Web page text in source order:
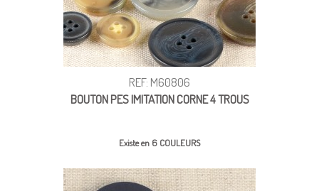
REF: M60806
BOUTON PES IMITATION CORNE 4 TROUS
Existe en 6 COULEURS